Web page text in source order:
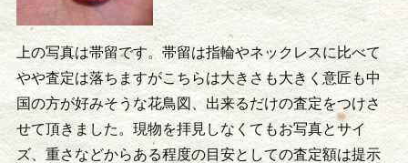
上の写真は帯留です。帯留は指輪やネックレスに比べて
やや査定は落ちますがこちらは大きさも大きく意匠も中
国の方が好みそうな花鳥図、出来るだけの査定をつけさ
せて頂きました。現物を拝見しなくてもお写真とサイ
ズ、重さなどからある程度の目安としての査定額は提示